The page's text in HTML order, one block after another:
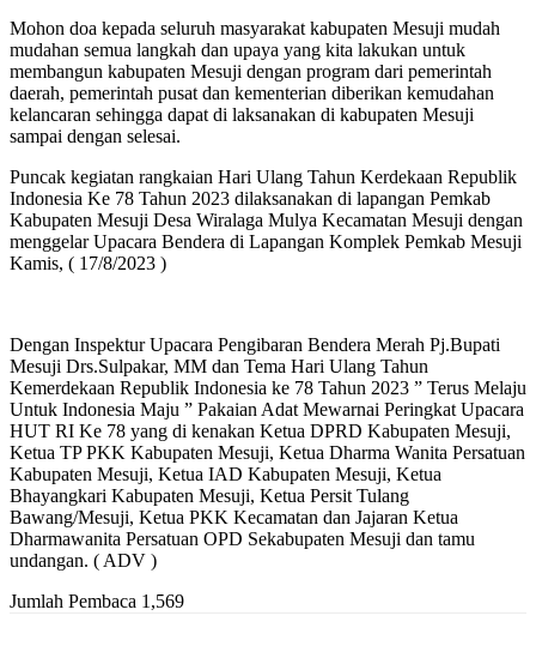
Mohon doa kepada seluruh masyarakat kabupaten Mesuji mudah
mudahan semua langkah dan upaya yang kita lakukan untuk
membangun kabupaten Mesuji dengan program dari pemerintah
daerah, pemerintah pusat dan kementerian diberikan kemudahan
kelancaran sehingga dapat di laksanakan di kabupaten Mesuji
sampai dengan selesai.
Puncak kegiatan rangkaian Hari Ulang Tahun Kerdekaan Republik
Indonesia Ke 78 Tahun 2023 dilaksanakan di lapangan Pemkab
Kabupaten Mesuji Desa Wiralaga Mulya Kecamatan Mesuji dengan
menggelar Upacara Bendera di Lapangan Komplek Pemkab Mesuji
Kamis, ( 17/8/2023 )
Dengan Inspektur Upacara Pengibaran Bendera Merah Pj.Bupati
Mesuji Drs.Sulpakar, MM dan Tema Hari Ulang Tahun
Kemerdekaan Republik Indonesia ke 78 Tahun 2023 ” Terus Melaju
Untuk Indonesia Maju ” Pakaian Adat Mewarnai Peringkat Upacara
HUT RI Ke 78 yang di kenakan Ketua DPRD Kabupaten Mesuji,
Ketua TP PKK Kabupaten Mesuji, Ketua Dharma Wanita Persatuan
Kabupaten Mesuji, Ketua IAD Kabupaten Mesuji, Ketua
Bhayangkari Kabupaten Mesuji, Ketua Persit Tulang
Bawang/Mesuji, Ketua PKK Kecamatan dan Jajaran Ketua
Dharmawanita Persatuan OPD Sekabupaten Mesuji dan tamu
undangan. ( ADV )
Jumlah Pembaca 1,569